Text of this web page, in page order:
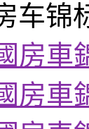
车锦
房車
房車